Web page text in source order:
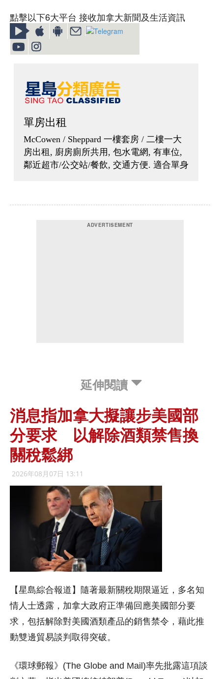
點擊以下6大平台 接收加拿大新聞及生活資訊
延伸閱讀
消息指加拿大擬讓步美國部
分要求 以解除酒類禁售換
關稅鬆綁
2026年08月07日 13:11
【星島綜合報道】隨著最新關稅期限逼近，多名知
情人士透露，加拿大政府正準備回應美國部分要
求，包括解除對美國酒類產品的銷售禁令，藉此推
動雙邊貿易談判取得突破。
《環球郵報》(The Globe and Mail)率先批露這項談